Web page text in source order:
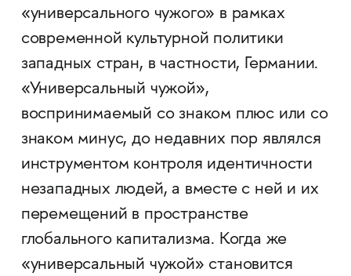
«универсального чужого» в рамках
современной культурной политики
западных стран, в частности, Германии.
«Универсальный чужой»,
воспринимаемый со знаком плюс или со
знаком минус, до недавних пор являлся
инструментом контроля идентичности
незападных людей, а вместе с ней и их
перемещений в пространстве
глобального капитализма. Когда же
«универсальный чужой» становится